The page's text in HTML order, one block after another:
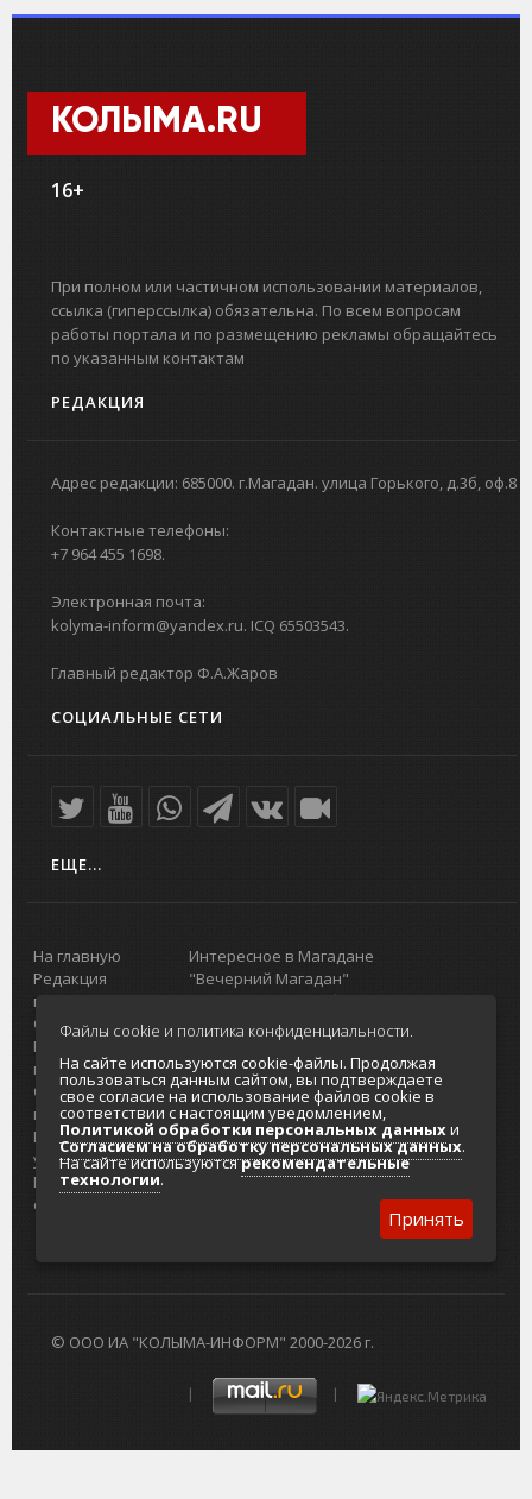
КОЛЫМА.RU
16+
При полном или частичном использовании материалов,
ссылка (гиперссылка) обязательна. По всем вопросам
работы портала и по размещению рекламы обращайтесь
по указанным контактам
РЕДАКЦИЯ
Адрес редакции: 685000. г.Магадан. улица Горького, д.3б, оф.8
Контактные телефоны:
+7 964 455 1698.
Электронная почта:
kolyma-inform@yandex.ru. ICQ 65503543.
Главный редактор Ф.А.Жаров
СОЦИАЛЬНЫЕ СЕТИ
ЕЩЕ...
На главную
Редакция
портала
О проекте
Реклама на
портале
Отзывы и
предложения
Интернет-
услуги
Разработка
сайтов
Интересное в Магадане
"Вечерний Магадан"
Городская доска объявлений
Реклама
Главный туристический портал
Колымы
Политика в отношении обработки
персональных данных
Согласие на обработку персональных
данных
© ООО ИА "КОЛЫМА-ИНФОРМ" 2000-2026 г.
Файлы cookie и политика конфиденциальности.
На сайте используются cookie-файлы. Продолжая
пользоваться данным сайтом, вы подтверждаете
свое согласие на использование файлов cookie в
соответствии с настоящим уведомлением,
Политикой обработки персональных данныхи
Согласием на обработку персональных данных.
На сайте используютсярекомендательные
технологии.
Принять